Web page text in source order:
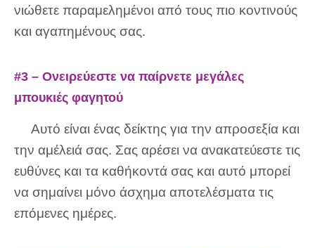
νιώθετε παραμελημένοι από τους πιο κοντινούς
και αγαπημένους σας.
#3 – Ονειρεύεστε να παίρνετε μεγάλες
μπουκιές φαγητού
Αυτό είναι ένας δείκτης για την απροσεξία και
την αμέλειά σας. Σας αρέσει να ανακατεύεστε τις
ευθύνες και τα καθήκοντά σας και αυτό μπορεί
να σημαίνει μόνο άσχημα αποτελέσματα τις
επόμενες ημέρες.